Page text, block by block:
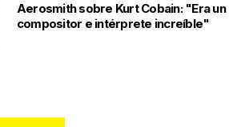
Aerosmith sobre Kurt Cobain: "Era un
compositor e intérprete increíble"